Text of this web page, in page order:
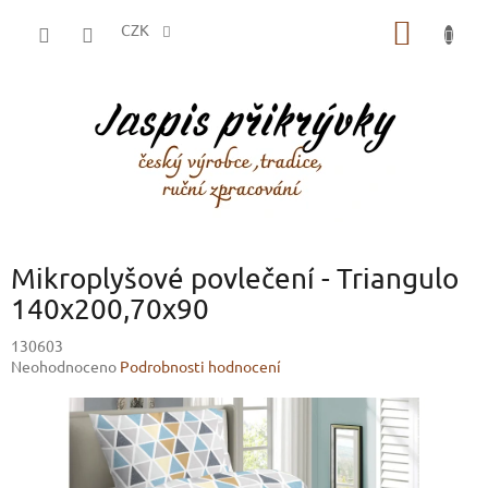
CZK
Mikroplyšové povlečení - Triangulo
140x200,70x90
130603
Průměrné
Neohodnoceno Podrobnosti hodnocení